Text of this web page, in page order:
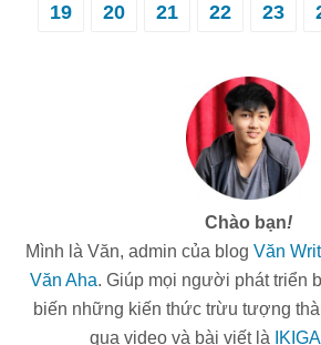
19
20 21 22 23
Chào bạn!
Mình là Văn, admin của blog Văn
Văn Aha. Giúp mọi người phát triển
biến những kiến thức trừu tượng
qua video và bài viết là
IKIGAI